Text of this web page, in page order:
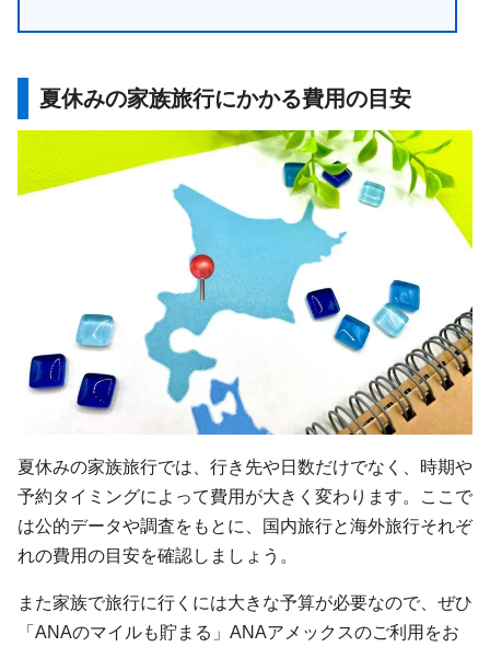
夏休みの家族旅行にかかる費用の目安
夏休みの家族旅行では、行き先や日数だけでなく、時期や
予約タイミングによって費用が大きく変わります。ここで
は公的データや調査をもとに、国内旅行と海外旅行それぞ
れの費用の目安を確認しましょう。
また家族で旅行に行くには大きな予算が必要なので、ぜひ
「ANAのマイルも貯まる」ANAアメックスのご利用をお